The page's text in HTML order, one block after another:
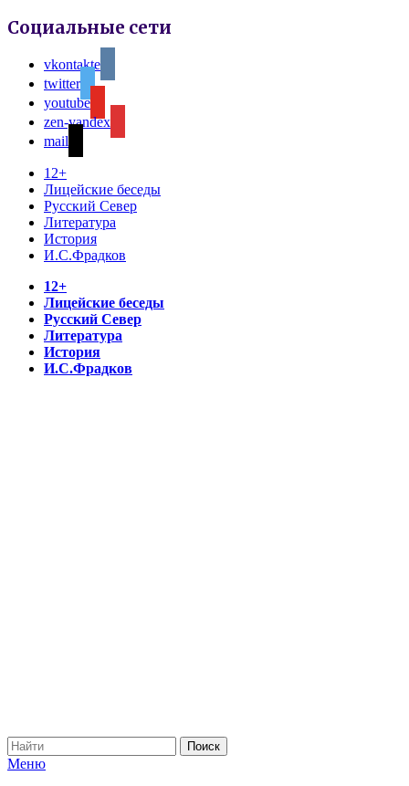
Социальные сети
vkontakte
twitter
youtube
zen-yandex
mail
12+
Лицейские беседы
Русский Север
Литература
История
И.С.Фрадков
12+
Лицейские беседы
Русский Север
Литература
История
И.С.Фрадков
Меню